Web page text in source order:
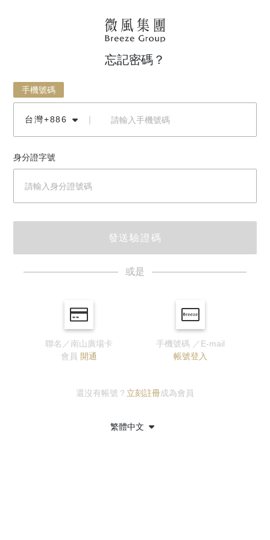
忘記密碼？
手機號碼
台灣+886
身分證字號
發送驗證碼
或是
聯名／南山廣場卡
會員 開通
手機號碼 ／E-mail
帳號登入
還沒有帳號？ 立刻註冊成為會員
繁體中文